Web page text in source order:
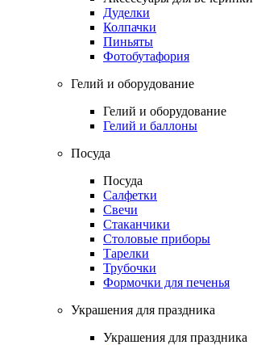
Дуделки
Колпачки
Пиньяты
Фотобутафория
Гелий и оборудование
Гелий и оборудование
Гелий и баллоны
Посуда
Посуда
Салфетки
Свечи
Стаканчики
Столовые приборы
Тарелки
Трубочки
Формочки для печенья
Украшения для праздника
Украшения для праздника